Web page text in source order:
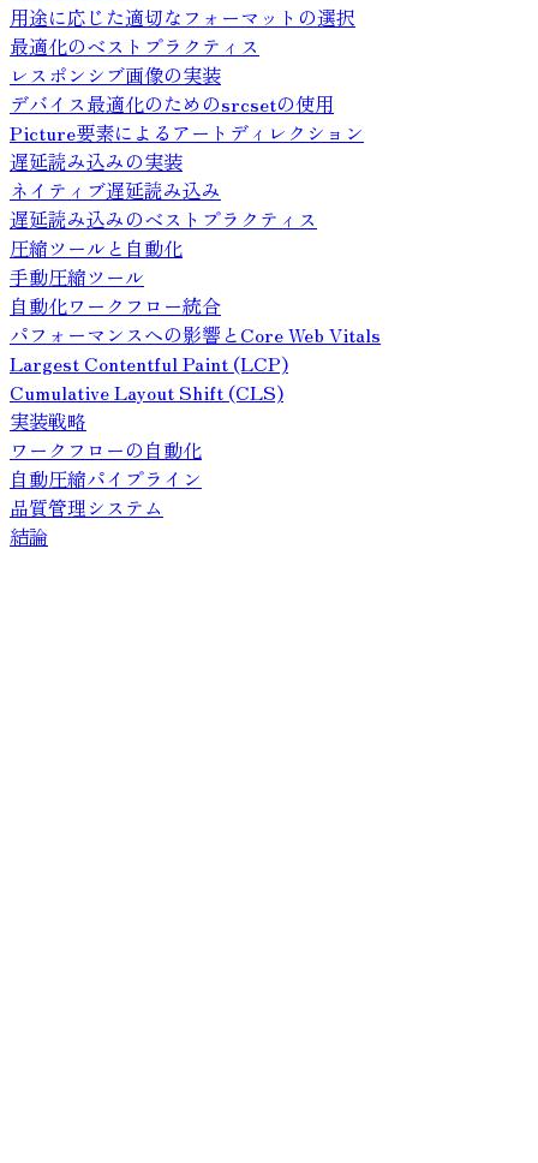
用途に応じた適切なフォーマットの選択
最適化のベストプラクティス
レスポンシブ画像の実装
デバイス最適化のためのsrcsetの使用
Picture要素によるアートディレクション
遅延読み込みの実装
ネイティブ遅延読み込み
遅延読み込みのベストプラクティス
圧縮ツールと自動化
手動圧縮ツール
自動化ワークフロー統合
パフォーマンスへの影響とCore Web Vitals
Largest Contentful Paint (LCP)
Cumulative Layout Shift (CLS)
実装戦略
ワークフローの自動化
自動圧縮パイプライン
品質管理システム
結論